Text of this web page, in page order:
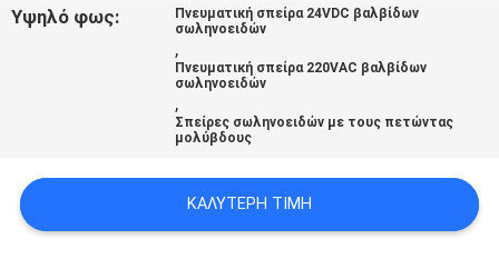
ΠΟΛΙΤΙΚΉ
Υψηλό φως:
Πνευματική σπείρα 24VDC βαλβίδων
σωληνοειδών
,
Πνευματική σπείρα 220VAC βαλβίδων
σωληνοειδών
,
Σπείρες σωληνοειδών με τους πετώντας
μολύβδους
ΚΑΛΎΤΕΡΗ ΤΙΜΉ